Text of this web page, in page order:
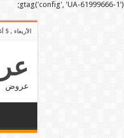
gtag('config', 'UA-61999666-1');
الأربعاء , 5 أغسطس 2026
عروض